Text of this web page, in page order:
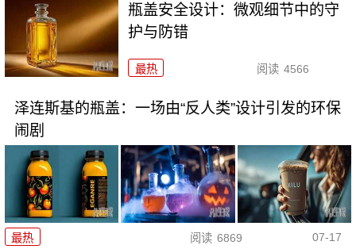
瓶盖安全设计：微观细节中的守
护与防错
最热 阅读 4566
泽连斯基的瓶盖：一场由“反人类”设计引发的环保
闹剧
最热 阅读 6869 07-17